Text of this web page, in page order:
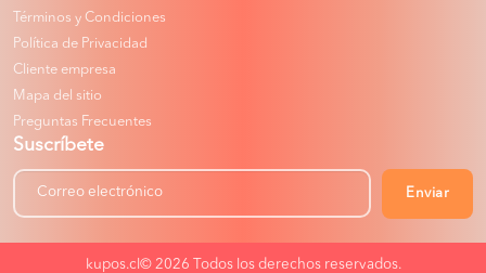
Términos y Condiciones
Política de Privacidad
Cliente empresa
Mapa del sitio
Preguntas Frecuentes
Suscríbete
Enviar
kupos.cl© 2026 Todos los derechos reservados.